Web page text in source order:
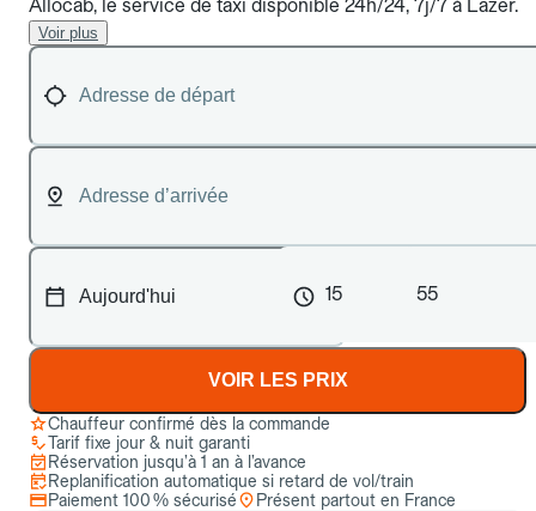
Allocab, le service de taxi disponible 24h/24, 7j/7 à Lazer.
Voir plus
15 55
VOIR LES PRIX
Chauffeur confirmé dès la commande
Tarif fixe jour & nuit garanti
Réservation jusqu’à 1 an à l’avance
Replanification automatique si retard de vol/train
Paiement 100 % sécurisé
Présent partout en France